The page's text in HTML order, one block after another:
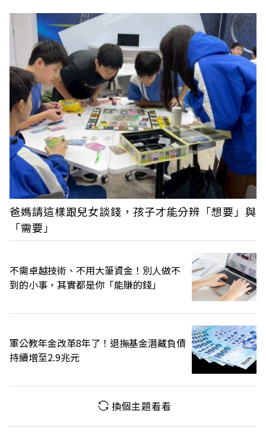
爸媽請這樣跟兒女談錢，孩子才能分辨「想要」與
「需要」
不需卓越技術、不用大筆資金！別人做不
到的小事，其實都是你「能賺的錢」
軍公教年金改革8年了！退撫基金潛藏負債
持續增至2.9兆元
換個主題看看